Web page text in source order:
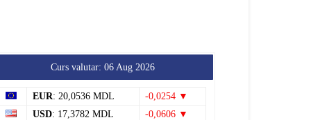
Curs valutar: 06 Aug 2026
EUR: 20,0536 MDL
-0,0254 ▼
USD: 17,3782 MDL
-0,0606 ▼